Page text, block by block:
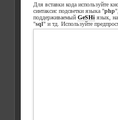
Для вставки кода используйте
синтаксис подсветки языка "php
поддерживаемый GeSHi язык,
"sql" и тд. Используйте